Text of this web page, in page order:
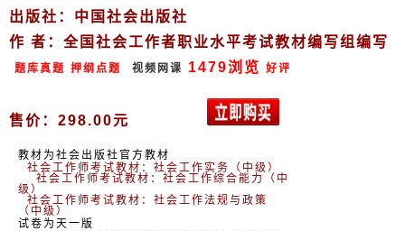
出版社：中国社会出版社
作 者：全国社会工作者职业水平考试教材编写组编写
题库真题 押纲点题 视频网课 1479浏览 好评
售价：298.00元
教材为社会出版社官方教材
社会工作师考试教材：社会工作实务（中级）
社会工作师考试教材：社会工作综合能力（中
级）
社会工作师考试教材：社会工作法规与政策
（中级）
试卷为天一版